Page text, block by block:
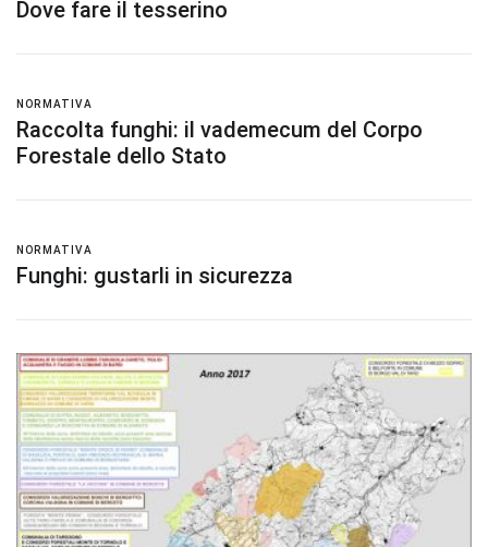
Dove fare il tesserino
NORMATIVA
Raccolta funghi: il vademecum del Corpo
Forestale dello Stato
NORMATIVA
Funghi: gustarli in sicurezza